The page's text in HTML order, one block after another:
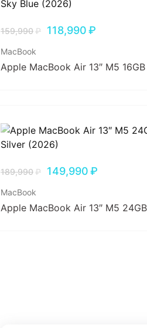
159,990₽ 118,990₽
MacBook
Apple MacBook Air 13″ M5
189,990₽ 149,990₽
MacBook
Apple MacBook Air 13″ M5